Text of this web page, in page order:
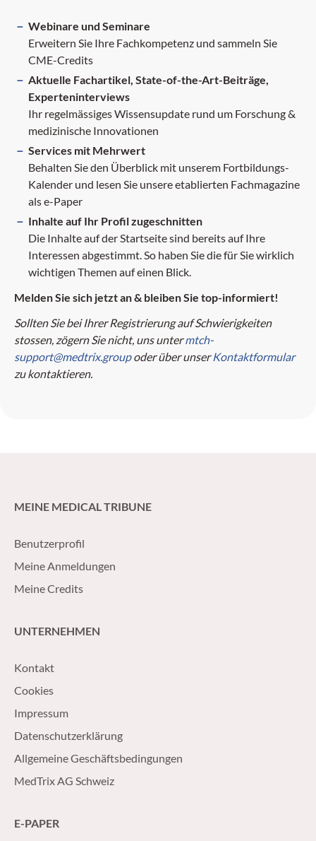
Webinare und Seminare
Erweitern Sie Ihre Fachkompetenz und sammeln Sie
CME-Credits
Aktuelle Fachartikel, State-of-the-Art-Beiträge,
Experteninterviews
Ihr regelmässiges Wissensupdate rund um Forschung &
medizinische Innovationen
Services mit Mehrwert
Behalten Sie den Überblick mit unserem Fortbildungs-
Kalender und lesen Sie unsere etablierten Fachmagazine
als e-Paper
Inhalte auf Ihr Profil zugeschnitten
Die Inhalte auf der Startseite sind bereits auf Ihre
Interessen abgestimmt. So haben Sie die für Sie wirklich
wichtigen Themen auf einen Blick.
Melden Sie sich jetzt an & bleiben Sie top-informiert!
Sollten Sie bei Ihrer Registrierung auf Schwierigkeiten
stossen, zögern Sie nicht, uns untermtch-
support@medtrix.groupoder über unserKontaktformular
zu kontaktieren.
MEINE MEDICAL TRIBUNE
Benutzerprofil
Meine Anmeldungen
Meine Credits
UNTERNEHMEN
Kontakt
Cookies
Impressum
Datenschutzerklärung
Allgemeine Geschäftsbedingungen
MedTrix AG Schweiz
E-PAPER